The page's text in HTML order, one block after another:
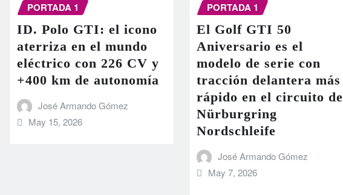
PORTADA 1
ID. Polo GTI: el icono
aterriza en el mundo
eléctrico con 226 CV y
+400 km de autonomía
José Armando Gómez
May 15, 2026
PORTADA 1
El Golf GTI 50
Aniversario es el
modelo de serie con
tracción delantera más
rápido en el circuito de
Nürburgring
Nordschleife
José Armando Gómez
May 7, 2026